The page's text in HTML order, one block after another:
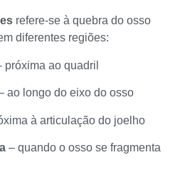
refere-se à quebra do osso
diferentes regiões:
próxima ao quadril
ao longo do eixo do osso
à articulação do joelho
– quando o osso se fragmenta